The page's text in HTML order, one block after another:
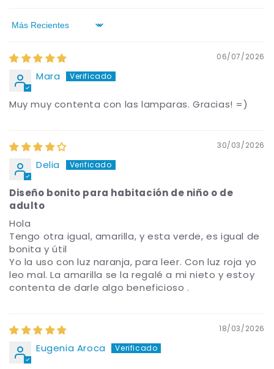
Sort by
06/07/2026
Mara
Muy muy contenta con las lamparas. Gracias! =)
30/03/2026
Delia
Diseño bonito para habitación de niño o de
adulto
Hola
Tengo otra igual, amarilla, y esta verde, es igual de
bonita y útil
Yo la uso con luz naranja, para leer. Con luz roja yo
leo mal. La amarilla se la regalé a mi nieto y estoy
contenta de darle algo beneficioso .
18/03/2026
Eugenia Aroca